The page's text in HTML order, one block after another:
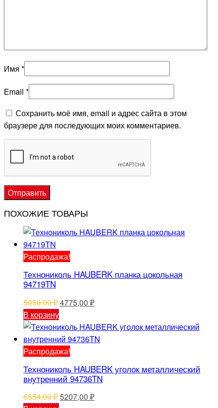
Имя *
Email *
Сохранить моё имя, email и адрес сайта в этом
браузере для последующих моих комментариев.
ПОХОЖИЕ ТОВАРЫ
Распродажа!
Технониколь HAUBERK планка цокольная
94719TN
5958,00₽Первоначальная
составляла
5958,00 ₽.
4775,00 ₽Текущая
4775,00 ₽.
В корзину
Распродажа!
Технониколь HAUBERK уголок металлический
внутренний 94736TN
6554,00₽Первоначальная
5207,00 ₽Текущая